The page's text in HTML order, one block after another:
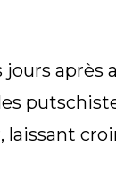
après
laissant